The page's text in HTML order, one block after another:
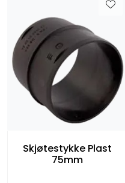
Skjøtestykke Plast
75mm